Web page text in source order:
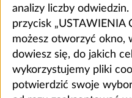
analizy liczby
przycisk „USTAWIENIA
możesz otworzyć okno,
dowiesz się, do jakich
wykorzystujemy pliki
potwierdzić swoje